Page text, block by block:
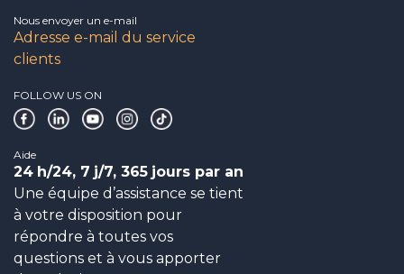
Nous envoyer un e-mail
Adresse e-mail du service
clients
FOLLOW US ON
Aide
24 h/24, 7 j/7, 365 jours par an
Une équipe d’assistance se tient
à votre disposition pour
répondre à toutes vos
questions et à vous apporter